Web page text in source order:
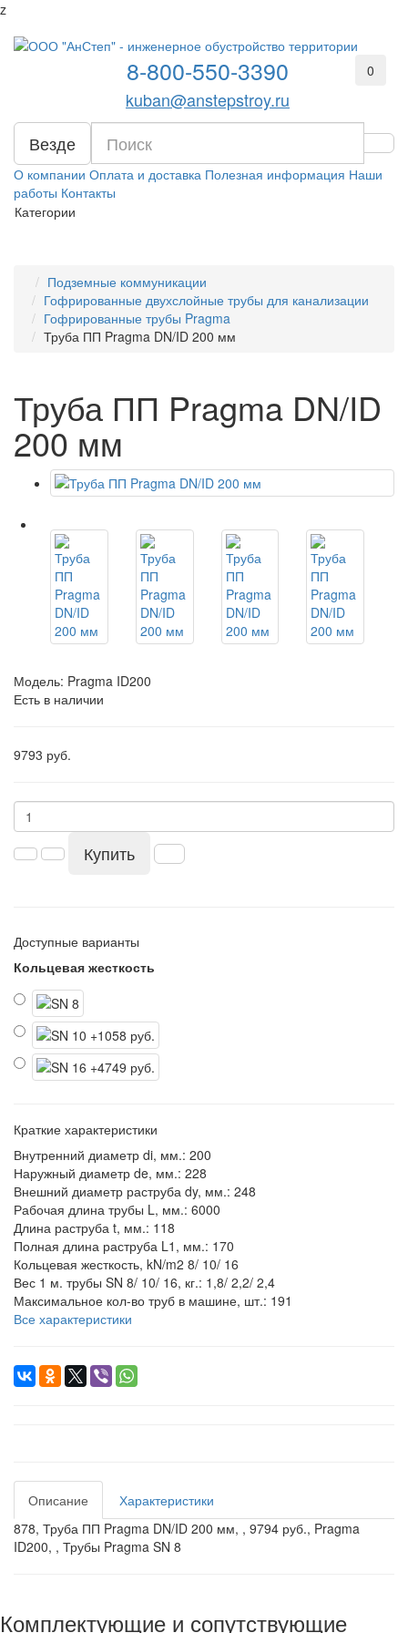
z
8-800-550-3390
kuban@anstepstroy.ru
0
Везде
О компании Оплата и доставка Полезная информация Наши
работы Контакты
Категории
Подземные коммуникации
Гофрированные двухслойные трубы для канализации
Гофрированные трубы Pragma
Труба ПП Pragma DN/ID 200 мм
Труба ПП Pragma DN/ID
200 мм
Модель: Pragma ID200
Есть в наличии
9793 руб.
Купить
Доступные варианты
Кольцевая жесткость
Краткие характеристики
Внутренний диаметр di, мм.: 200
Наружный диаметр de, мм.: 228
Внешний диаметр раструба dy, мм.: 248
Рабочая длина трубы L, мм.: 6000
Длина раструба t, мм.: 118
Полная длина раструба L1, мм.: 170
Кольцевая жесткость, kN/m2 8/ 10/ 16
Вес 1 м. трубы SN 8/ 10/ 16, кг.: 1,8/ 2,2/ 2,4
Максимальное кол-во труб в машине, шт.: 191
Все характеристики
Описание
Характеристики
878, Труба ПП Pragma DN/ID 200 мм, , 9794 руб., Pragma
ID200, , Трубы Pragma SN 8
Комплектующие и сопутствующие